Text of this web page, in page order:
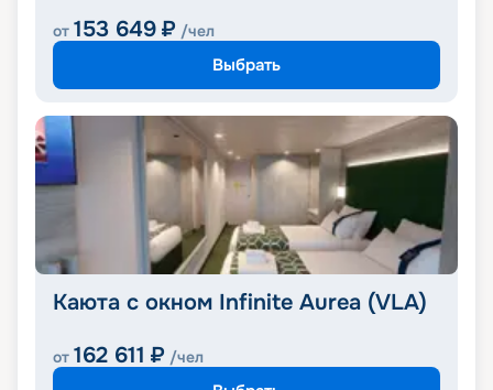
от 153 649 ₽ /чел
Выбрать
Каюта с окном Infinite Aurea (VLA)
от 162 611 ₽ /чел